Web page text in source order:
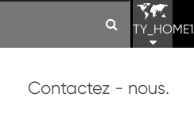
Contactez - nous.